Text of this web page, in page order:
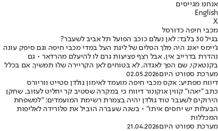
אנחנו מגייסים
English
X
מכבי חיפה כדורסל
בגיל 30 בלבד: לאן נעלם כוכב הפועל תל אביב לשעבר?
ג'יימס יאנג היה מלך הסלים של ליגת העל במדי מכבי חיפה וגם סיפק עונה
נהדרת בדרייב אין, אבל רצף פציעות גרם לו להיעלם מהרדאר • גם
בקנטאקי, שם הפך לאגדה, לא בטוחים לאן הקריירה שלו תמשיך, אם בכלל
מערכת ספורט היום02.05.2026
דיווח מפתיע: אקס מכבי חיפה מועמד לאימון גולדן סטייט ווריורס
כתב "יאהו" קווין אוקונור דיווח כי במקרה שסטיב קר יחליט לעזוב, שחקן
הירוקים לשעבר טוד גולדן יהיה בצמרת רשימת המועמדים: "למשפחת
הבעלות יש יחסים איתו" • בשנה שעברה הוביל את פלורידה לאליפות
המכללות
מערכת ספורט היום21.04.2026